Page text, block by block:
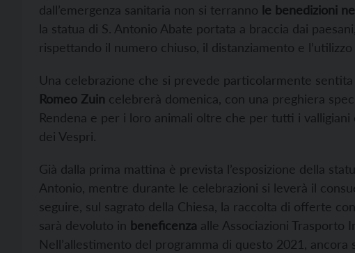
dall’emergenza sanitaria non si terranno le benedizioni
la statua di S. Antonio Abate portata a braccia dai
rispettando il numero chiuso, il distanziamento e
Una celebrazione che si prevede particolarmente
Romeo Zuin celebrerà domenica, con una preghiera
Rendena e per i loro animali oltre che per tutti i
dei Vespri.
Già dalla prima mattina è prevista l’esposizione della
Antonio, mentre durante le celebrazioni si leverà il
seguire, sul sagrato della Chiesa, la raccolta di offerte
sarà devoluto in beneficenza alle Associazioni Trasporto
Nell’allestimento del programma di questo 2021,